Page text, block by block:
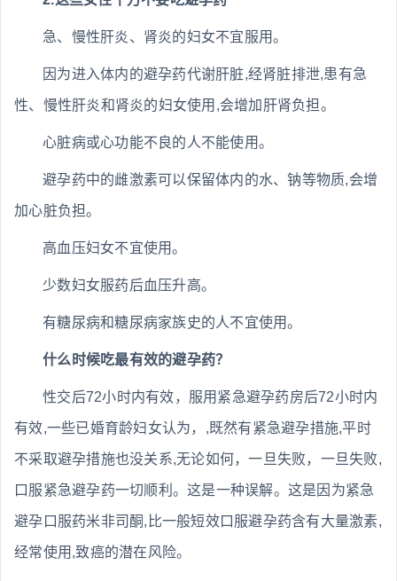
急、慢性肝炎、肾炎的妇女不宜服用。
因为进入体内的避孕药代谢肝脏,经肾脏排泄,患有急
性、慢性肝炎和肾炎的妇女使用,会增加肝肾负担。
心脏病或心功能不良的人不能使用。
避孕药中的雌激素可以保留体内的水、钠等物质,会增
加心脏负担。
高血压妇女不宜使用。
少数妇女服药后血压升高。
有糖尿病和糖尿病家族史的人不宜使用。
什么时候吃最有效的避孕药？
性交后72小时内有效，服用紧急避孕药房后72小时内
有效,一些已婚育龄妇女认为，,既然有紧急避孕措施,平时
不采取避孕措施也没关系,无论如何，一旦失败，一旦失败,
口服紧急避孕药一切顺利。这是一种误解。这是因为紧急
避孕口服药米非司酮,比一般短效口服避孕药含有大量激素,
经常使用,致癌的潜在风险。